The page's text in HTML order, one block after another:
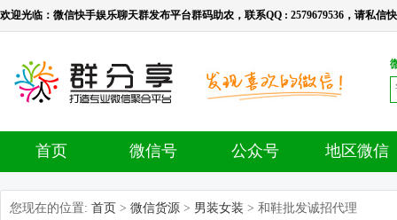
欢迎光临：微信快手娱乐聊天群发布平台群码助农，联系QQ : 2579679536，请私信
首页 微信号 公众号 地区微信
您现在的位置: 首页 > 微信货源 > 男装女装 > 和鞋批发诚招代理